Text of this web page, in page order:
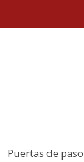
Puertas de paso